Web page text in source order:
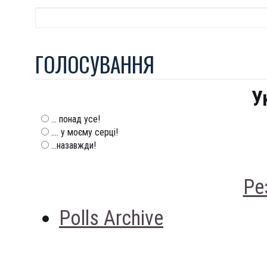
ГОЛОСУВАННЯ
... понад усе!
.... у моєму серці!
...назавжди!
Polls Archive